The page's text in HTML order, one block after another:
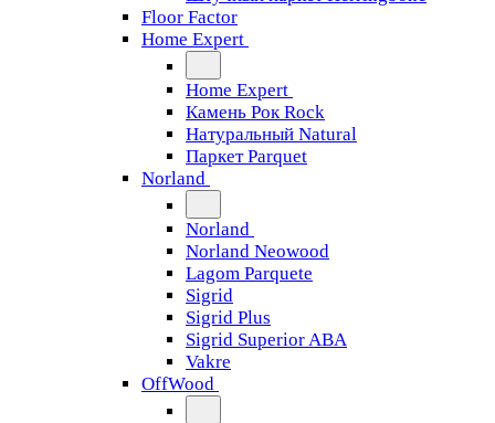
Floor Factor
Home Expert
Home Expert
Камень Рок Rock
Натуральный Natural
Паркет Parquet
Norland
Norland
Norland Neowood
Lagom Parquete
Sigrid
Sigrid Plus
Sigrid Superior ABA
Vakre
OffWood